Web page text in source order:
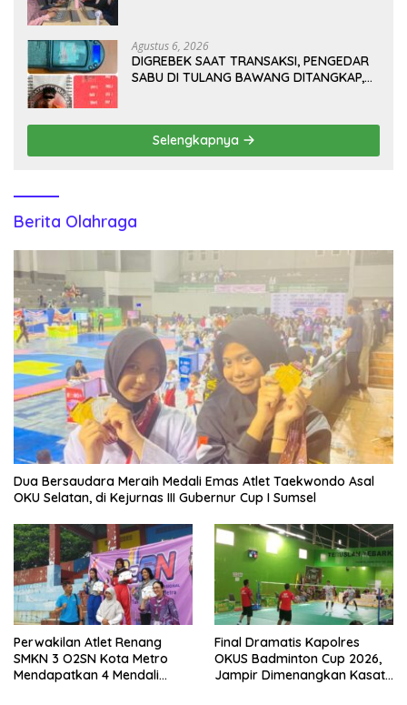
Agustus 6, 2026
DIGREBEK SAAT TRANSAKSI, PENGEDAR
SABU DI TULANG BAWANG DITANGKAP,
Selengkapnya
Berita Olahraga
Dua Bersaudara Meraih Medali Emas Atlet Taekwondo Asal
OKU Selatan, di Kejurnas III Gubernur Cup I Sumsel
Perwakilan Atlet Renang
SMKN 3 O2SN Kota Metro
Mendapatkan 4 Mendali
Final Dramatis Kapolres
OKUS Badminton Cup 2026,
Jampir Dimenangkan Kasat